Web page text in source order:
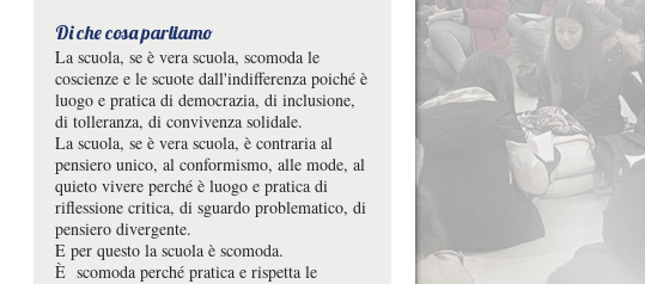
Di che cosa parliamo
La scuola, se è vera scuola, scomoda le
coscienze e le scuote dall'indifferenza poiché è
luogo e pratica di democrazia, di inclusione,
di tolleranza, di convivenza solidale.
La scuola, se è vera scuola, è contraria al
pensiero unico, al conformismo, alle mode, al
quieto vivere perché è luogo e pratica di
riflessione critica, di sguardo problematico, di
pensiero divergente.
E per questo la scuola è scomoda.
È scomoda perché pratica e rispetta le